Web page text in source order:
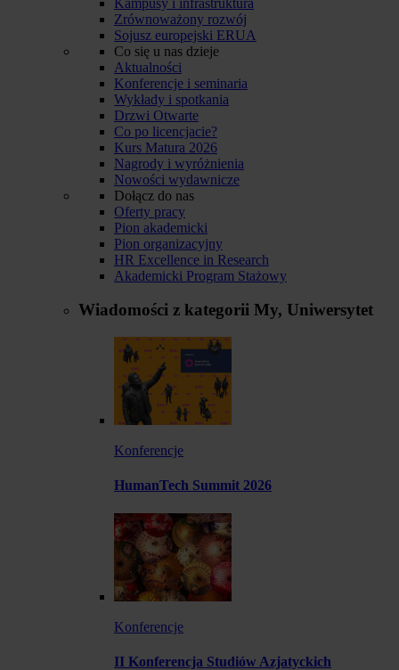
Zrównoważony rozwój
Sojusz europejski ERUA
Co się u nas dzieje
Aktualności
Konferencje i seminaria
Wykłady i spotkania
Drzwi Otwarte
Co po licencjacie?
Kurs Matura 2026
Nagrody i wyróżnienia
Nowości wydawnicze
Dołącz do nas
Oferty pracy
Pion akademicki
Pion organizacyjny
HR Excellence in Research
Akademicki Program Stażowy
Wiadomości z kategorii My, Uniwersytet
Konferencje
HumanTech Summit 2026
Konferencje
II Konferencja Studiów Azjatyckich